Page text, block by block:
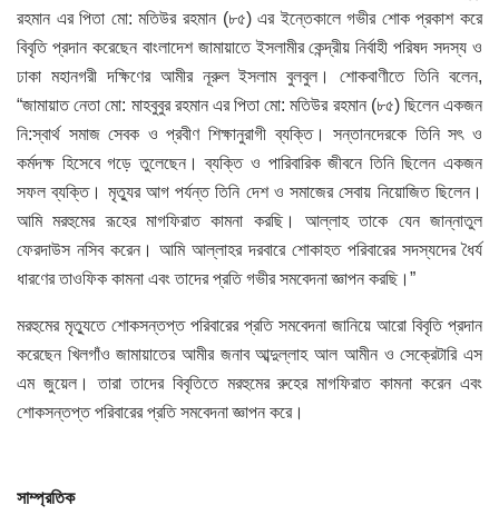
রহমান এর পিতা মো: মতিউর রহমান (৮৫) এর ইন্তেকালে গভীর শোক প্রকাশ করে
বিবৃতি প্রদান করেছেন বাংলাদেশ জামায়াতে ইসলামীর কেন্দ্রীয় নির্বাহী পরিষদ সদস্য ও
ঢাকা মহানগরী দক্ষিণের আমীর নূরুল ইসলাম বুলবুল। শোকবাণীতে তিনি বলেন,
“জামায়াত নেতা মো: মাহবুবুর রহমান এর পিতা মো: মতিউর রহমান (৮৫) ছিলেন একজন
নি:স্বার্থ সমাজ সেবক ও প্রবীণ শিক্ষানুরাগী ব্যক্তি। সন্তানদেরকে তিনি সৎ ও
কর্মদক্ষ হিসেবে গড়ে তুলেছেন। ব্যক্তি ও পারিবারিক জীবনে তিনি ছিলেন একজন
সফল ব্যক্তি। মৃত্যুর আগ পর্যন্ত তিনি দেশ ও সমাজের সেবায় নিয়োজিত ছিলেন।
আমি মরহুমের রূহের মাগফিরাত কামনা করছি। আল্লাহ তাকে যেন জান্নাতুল
ফেরদাউস নসিব করেন। আমি আল্লাহর দরবারে শোকাহত পরিবারের সদস্যদের ধৈর্য
ধারণের তাওফিক কামনা এবং তাদের প্রতি গভীর সমবেদনা জ্ঞাপন করছি।”
মরহুমের মৃত্যুতে শোকসন্তপ্ত পরিবারের প্রতি সমবেদনা জানিয়ে আরো বিবৃতি প্রদান
করেছেন খিলগাঁও জামায়াতের আমীর জনাব আব্দুল্লাহ আল আমীন ও সেক্রেটারি এস
এম জুয়েল। তারা তাদের বিবৃতিতে মরহুমের রুহের মাগফিরাত কামনা করেন এবং
শোকসন্তপ্ত পরিবারের প্রতি সমবেদনা জ্ঞাপন করে।
সাম্প্রতিক